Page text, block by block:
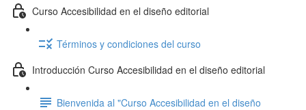
Curso Accesibilidad en el diseño editorial
Términos y condiciones del curso
Introducción Curso Accesibilidad en el diseño editorial
Bienvenida al "Curso Accesibilidad en el diseño